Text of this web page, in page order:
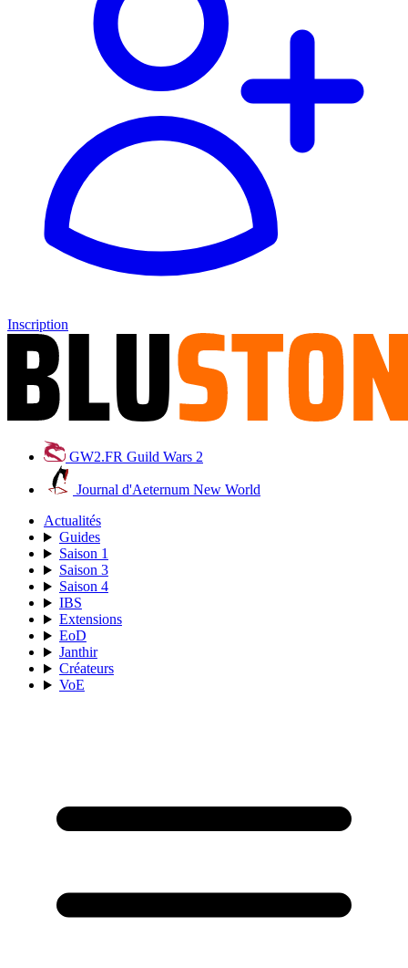
Inscription
GW2.FR Guild Wars 2
Journal d'Aeternum New World
Actualités
Guides
Saison 1
Saison 3
Saison 4
IBS
Extensions
EoD
Janthir
Créateurs
VoE